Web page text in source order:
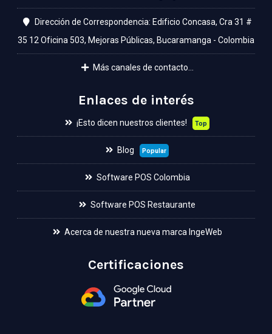
Dirección de Correspondencia: Edificio Concasa, Cra 31 #
35 12 Oficina 503, Mejoras Públicas, Bucaramanga - Colombia
Más canales de contacto...
Enlaces de interés
¡Esto dicen nuestros clientes! Top
Blog Popular
Software POS Colombia
Software POS Restaurante
Acerca de nuestra nueva marca IngeWeb
Certificaciones